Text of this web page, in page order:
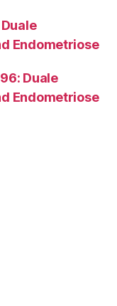
Endometriose
Duale
Endometriose